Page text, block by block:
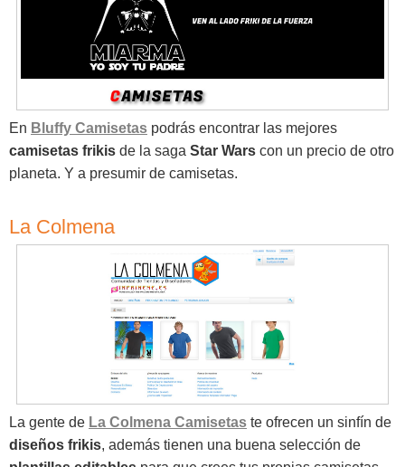
En Bluffy Camisetas podrás encontrar las mejores
camisetas frikis de la saga Star Wars con un precio de otro
planeta. Y a presumir de camisetas.
La Colmena
La gente de La Colmena Camisetas te ofrecen un sinfín de
diseños frikis, además tienen una buena selección de